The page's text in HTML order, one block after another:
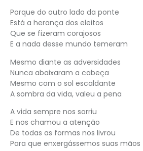
Porque do outro lado da ponte
Está a herança dos eleitos
Que se fizeram corajosos
E a nada desse mundo temeram
Mesmo diante as adversidades
Nunca abaixaram a cabeça
Mesmo com o sol escaldante
A sombra da vida, valeu a pena
A vida sempre nos sorriu
E nos chamou a atenção
De todas as formas nos livrou
Para que enxergássemos suas mãos